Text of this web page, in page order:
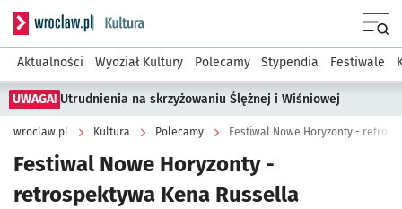
Serwis informacyjny wroclaw.pl podserwis: Kultura
Aktualności Wydział Kultury Polecamy Stypendia Festiwale
UWAGA! Utrudnienia na skrzyżowaniu Ślężnej i Wiśniowej
wroclaw.pl Kultura Polecamy Festiwal Nowe Horyzonty -
Festiwal Nowe Horyzonty -
retrospektywa Kena Russella